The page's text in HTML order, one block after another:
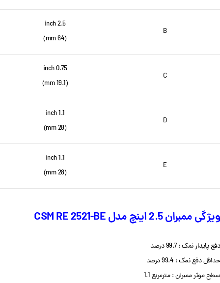
B
2.5 inch
(64 mm)
C
0.75 inch
(19.1 mm)
D
1.1 inch
(28 mm)
E
1.1 inch
(28 mm)
ویژگی ممبران 2.5 اینچ مدل CSM RE 2521-BE
دفع پایدار نمک : 99.7 درصد
حداقل دفع نمک : 99.4 درصد
سطح موثر ممبران : مترمربع 1.1